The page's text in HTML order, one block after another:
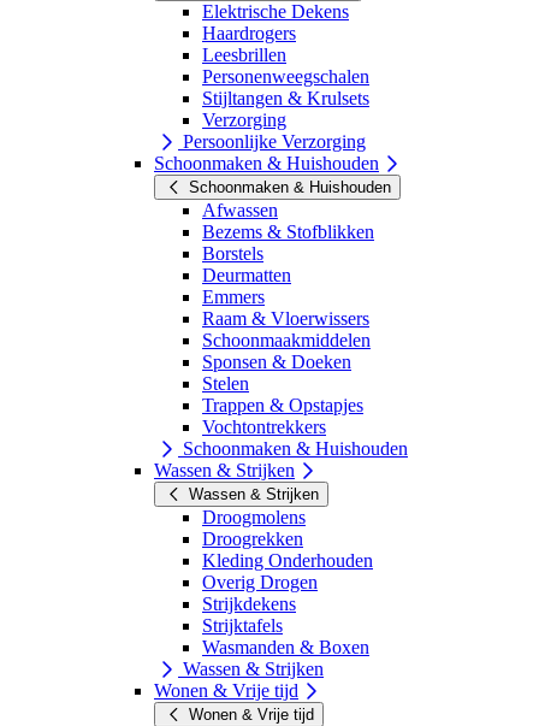
Elektrische Dekens
Haardrogers
Leesbrillen
Personenweegschalen
Stijltangen & Krulsets
Verzorging
Persoonlijke Verzorging
Schoonmaken & Huishouden
Schoonmaken & Huishouden
Afwassen
Bezems & Stofblikken
Borstels
Deurmatten
Emmers
Raam & Vloerwissers
Schoonmaakmiddelen
Sponsen & Doeken
Stelen
Trappen & Opstapjes
Vochtontrekkers
Schoonmaken & Huishouden
Wassen & Strijken
Wassen & Strijken
Droogmolens
Droogrekken
Kleding Onderhouden
Overig Drogen
Strijkdekens
Strijktafels
Wasmanden & Boxen
Wassen & Strijken
Wonen & Vrije tijd
Wonen & Vrije tijd